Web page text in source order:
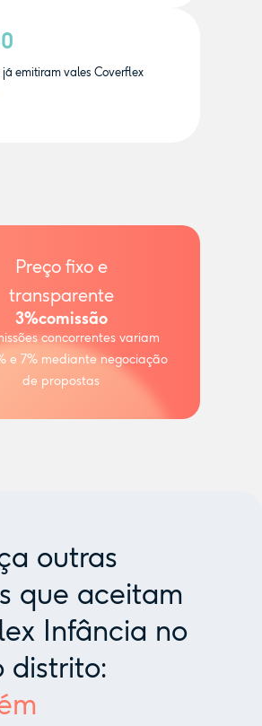
já emitiram vales Coverflex
Preço fixo e
transparente
3%comissão
concorrentes variam
e 7% mediante negociação
de propostas
outras
que aceitam
Infância no
distrito: